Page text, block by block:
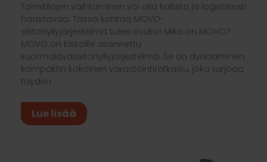
Toimitilojen vaihtaminen voi olla kallista ja logistisesti
haastavaa. Tässä kohtaa MOVO-
siirtohyllyjärjestelmä tulee avuksi! Mikä on MOVO?
MOVO on kiskoille asennettu
kuormalavasiirtohyllyjärjestelmä. Se on dynaaminen,
kompaktin kokoinen varastointiratkaisu, joka tarjoaa
täyden
Lue lisää